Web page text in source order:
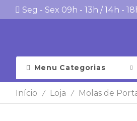
Seg - Sex 09h - 13h / 14h -
Menu Categorias
Início / Loja / Molas de